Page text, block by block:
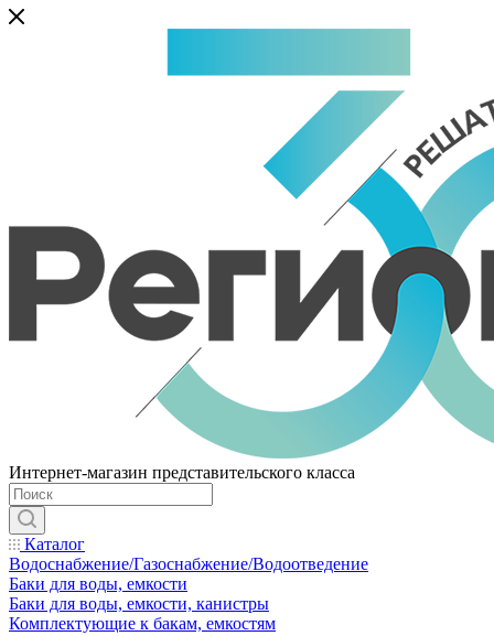
Интернет-магазин представительского класса
Каталог
Водоснабжение/Газоснабжение/Водоотведение
Баки для воды, емкости
Баки для воды, емкости, канистры
Комплектующие к бакам, емкостям